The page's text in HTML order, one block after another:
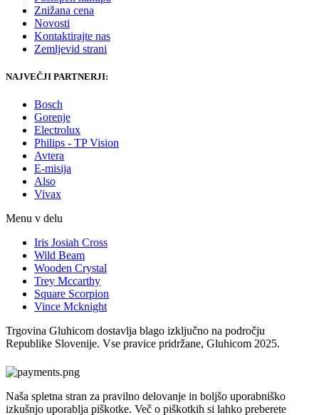
Znižana cena
Novosti
Kontaktirajte nas
Zemljevid strani
NAJVEČJI PARTNERJI:
Bosch
Gorenje
Electrolux
Philips - TP Vision
Avtera
E-misija
Also
Vivax
Menu v delu
Iris Josiah Cross
Wild Beam
Wooden Crystal
Trey Mccarthy
Square Scorpion
Vince Mcknight
Trgovina Gluhicom dostavlja blago izključno na področju
Republike Slovenije. Vse pravice pridržane, Gluhicom 2025.
Naša spletna stran za pravilno delovanje in boljšo uporabniško
izkušnjo uporablja piškotke. Več o piškotkih si lahko preberete